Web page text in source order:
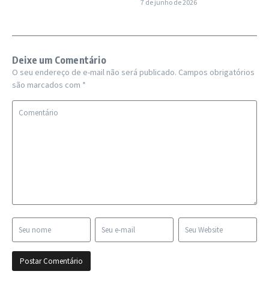
7 de junho de 2026
Deixe um Comentário
O seu endereço de e-mail não será publicado. Campos obrigatórios
são marcados com *